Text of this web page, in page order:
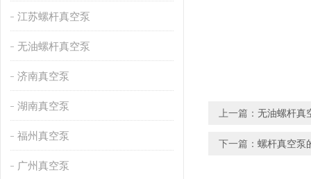
江苏螺杆真空泵
无油螺杆真空泵
济南真空泵
湖南真空泵
福州真空泵
广州真空泵
上一篇： 无油螺杆真
下一篇： 螺杆真空泵